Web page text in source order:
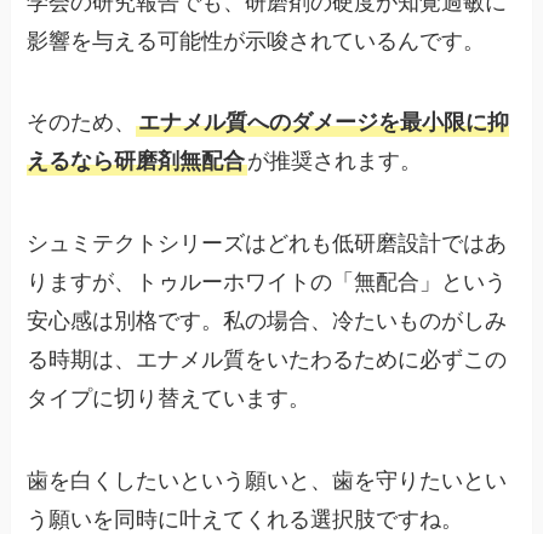
影響を与える可能性が示唆されているんです。
そのため、エナメル質へのダメージを最小限に抑
えるなら研磨剤無配合が推奨されます。
シュミテクトシリーズはどれも低研磨設計ではあ
りますが、トゥルーホワイトの「無配合」という
安心感は別格です。私の場合、冷たいものがしみ
る時期は、エナメル質をいたわるために必ずこの
タイプに切り替えています。
歯を白くしたいという願いと、歯を守りたいとい
う願いを同時に叶えてくれる選択肢ですね。